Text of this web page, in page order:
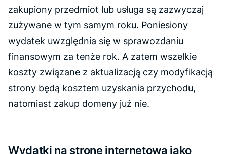
zakupiony przedmiot lub usługa są zazwyczaj
zużywane w tym samym roku. Poniesiony
wydatek uwzględnia się w sprawozdaniu
finansowym za tenże rok. A zatem wszelkie
koszty związane z aktualizacją czy modyfikacją
strony będą kosztem uzyskania przychodu,
natomiast zakup domeny już nie.
Wydatki na stronę internetową jako